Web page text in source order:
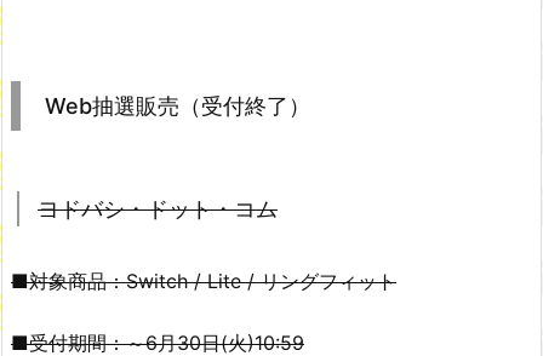
Web抽選販売（受付終了）
ヨドバシ・ドット・コム
■対象商品：Switch / Lite / リングフィット
■受付期間：～6月30日(火)10:59